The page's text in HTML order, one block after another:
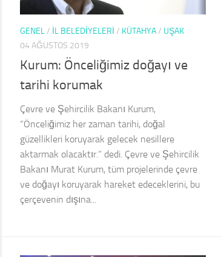
GENEL/ İL BELEDİYELERİ / KÜTAHYA/ UŞAK
04 AĞUSTOS 2019
Kurum: Önceliğimiz doğayı ve
tarihi korumak
Çevre ve Şehircilik Bakanı Kurum,
“Önceliğimiz her zaman tarihi, doğal
güzellikleri koruyarak gelecek nesillere
aktarmak olacaktır.” dedi. Çevre ve Şehircilik
Bakanı Murat Kurum, tüm projelerinde çevre
ve doğayı koruyarak hareket edeceklerini, bu
çerçevenin dışına...